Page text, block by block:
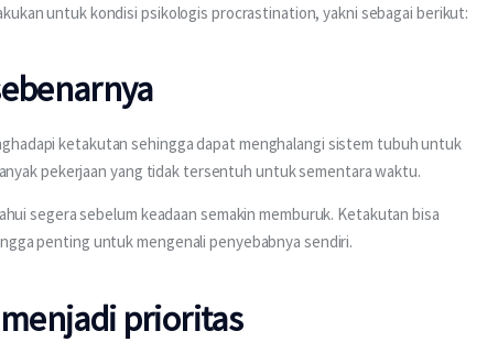
untuk kondisi psikologis procrastination, yakni sebagai berikut:
ketakutan sehingga dapat menghalangi sistem tubuh untuk
pekerjaan yang tidak tersentuh untuk sementara waktu.
segera sebelum keadaan semakin memburuk. Ketakutan bisa
penting untuk mengenali penyebabnya sendiri.
prioritas